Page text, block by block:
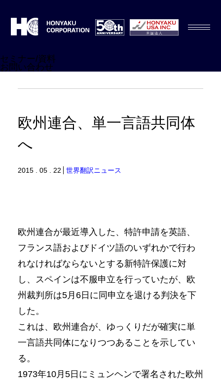
セミナー/資料
お問い合わせ
欧州連合、単一言語共同体
へ
2015 . 05 . 22 世界翻訳ニュース
欧州連合が最近導入した、特許申請を英語、
フランス語およびドイツ語のいずれかで行わ
れなければならないとする新特許保護に対
し、スペインは不服申立を行っていたが、欧
州裁判所は5月6日に同申立を退ける判決を下
した。
これは、欧州連合が、ゆっくりだが確実に単
一言語共同体になりつつあることを示してい
る。
1973年10月5日にミュンヘンで署名された欧州